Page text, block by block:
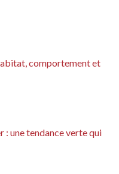
comportement et
: une tendance verte qui